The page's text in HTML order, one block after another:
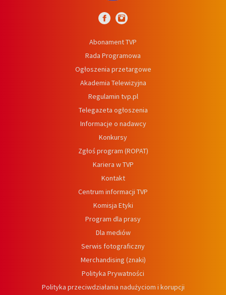
Abonament TVP
Rada Programowa
Ogłoszenia przetargowe
Akademia Telewizyjna
Regulamin tvp.pl
Telegazeta ogłoszenia
Informacje o nadawcy
Konkursy
Zgłoś program (ROPAT)
Kariera w TVP
Kontakt
Centrum informacji TVP
Komisja Etyki
Program dla prasy
Dla mediów
Serwis fotograficzny
Merchandising (znaki)
Polityka Prywatności
Polityka przeciwdziałania nadużyciom i korupcji